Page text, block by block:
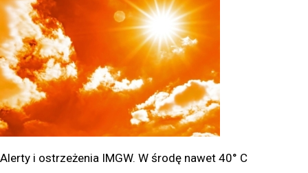
Alerty i ostrzeżenia IMGW. W środę nawet 40° C